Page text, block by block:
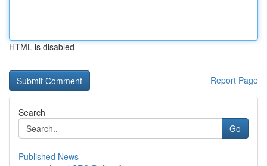
HTML is disabled
Report Page
Search
Go
Published News